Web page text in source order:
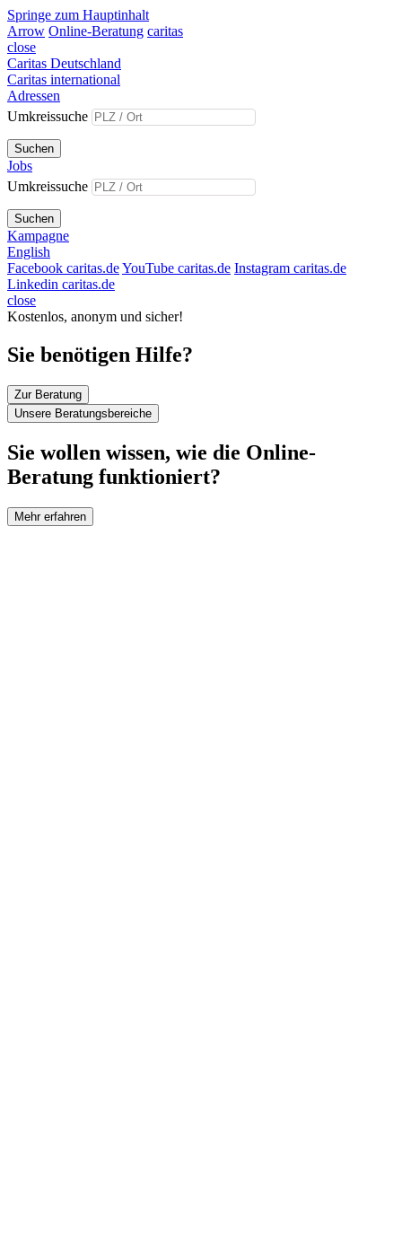
Springe zum Hauptinhalt
Arrow Online-Beratung caritas
close
Caritas Deutschland
Caritas international
Adressen
Umkreissuche
Suchen
Jobs
Umkreissuche
Suchen
Kampagne
English
Facebook caritas.deYouTube caritas.de Instagram caritas.de
Linkedin caritas.de
close
Kostenlos, anonym und sicher!
Sie benötigen Hilfe?
Zur Beratung
Unsere Beratungsbereiche
Sie wollen wissen, wie die Online-
Beratung funktioniert?
Mehr erfahren